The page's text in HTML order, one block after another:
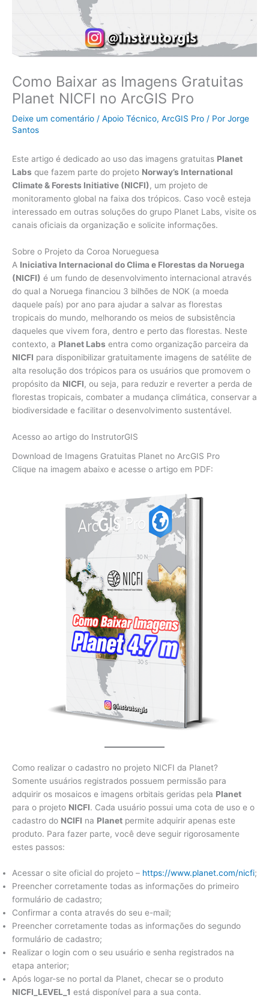
Como Baixar as Imagens Gratuitas
Planet NICFI no ArcGIS Pro
Deixe um comentário / Apoio Técnico, ArcGIS Pro / Por Jorge
Santos
Este artigo é dedicado ao uso das imagens gratuitas Planet
Labs que fazem parte do projeto Norway’s International
Climate & Forests Initiative (NICFI), um projeto de
monitoramento global na faixa dos trópicos. Caso você esteja
interessado em outras soluções do grupo Planet Labs, visite os
canais oficiais da organização e solicite informações.
Sobre o Projeto da Coroa Norueguesa
A Iniciativa Internacional do Clima e Florestas da Noruega
(NICFI) é um fundo de desenvolvimento internacional através
do qual a Noruega financiou 3 bilhões de NOK (a moeda
daquele país) por ano para ajudar a salvar as florestas
tropicais do mundo, melhorando os meios de subsistência
daqueles que vivem fora, dentro e perto das florestas. Neste
contexto, a Planet Labs entra como organização parceira da
NICFI para disponibilizar gratuitamente imagens de satélite de
alta resolução dos trópicos para os usuários que promovem o
propósito da NICFI, ou seja, para reduzir e reverter a perda de
florestas tropicais, combater a mudança climática, conservar a
biodiversidade e facilitar o desenvolvimento sustentável.
Acesso ao artigo do InstrutorGIS
Download de Imagens Gratuitas Planet no ArcGIS Pro
Clique na imagem abaixo e acesse o artigo em PDF:
Como realizar o cadastro no projeto NICFI da Planet?
Somente usuários registrados possuem permissão para
adquirir os mosaicos e imagens orbitais geridas pela Planet
para o projeto NICFI. Cada usuário possui uma cota de uso e o
cadastro do NCIFI na Planet permite adquirir apenas este
produto. Para fazer parte, você deve seguir rigorosamente
estes passos:
Acessar o site oficial do projeto – https://www.planet.com/nicfi;
Preencher corretamente todas as informações do primeiro
formulário de cadastro;
Confirmar a conta através do seu e-mail;
Preencher corretamente todas as informações do segundo
formulário de cadastro;
Realizar o login com o seu usuário e senha registrados na
etapa anterior;
Após logar-se no portal da Planet, checar se o produto
NICFI_LEVEL_1 está disponível para a sua conta.